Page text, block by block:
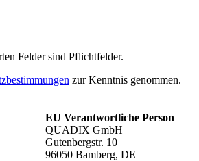
Felder sind Pflichtfelder.
zur Kenntnis genommen.
EU Verantwortliche Person
QUADIX GmbH
Gutenbergstr. 10
96050 Bamberg, DE